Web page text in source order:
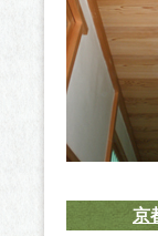
京